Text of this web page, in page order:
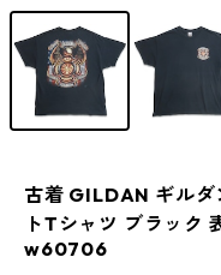
古着 GILDAN ギルダ
トTシャツ ブラッ
w60706